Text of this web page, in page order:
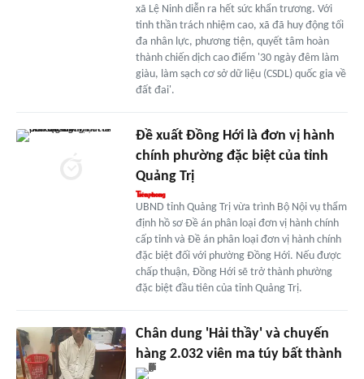
xã Lệ Ninh diễn ra hết sức khẩn trương. Với
tinh thần trách nhiệm cao, xã đã huy động tối
đa nhân lực, phương tiện, quyết tâm hoàn
thành chiến dịch cao điểm '30 ngày đêm làm
giàu, làm sạch cơ sở dữ liệu (CSDL) quốc gia về
đất đai'.
Đề xuất Đồng Hới là đơn vị hành
chính phường đặc biệt của tỉnh
Quảng Trị
UBND tỉnh Quảng Trị vừa trình Bộ Nội vụ thẩm
định hồ sơ Đề án phân loại đơn vị hành chính
cấp tỉnh và Đề án phân loại đơn vị hành chính
đặc biệt đối với phường Đồng Hới. Nếu được
chấp thuận, Đồng Hới sẽ trở thành phường
đặc biệt đầu tiên của tỉnh Quảng Trị.
Chân dung 'Hải thầy' và chuyến
hàng 2.032 viên ma túy bất thành